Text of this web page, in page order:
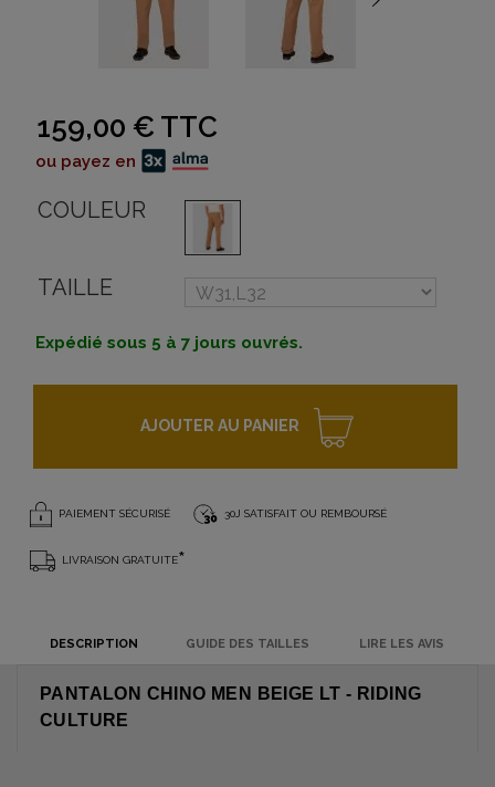
159,00 € TTC
ou payez en
COULEUR
TAILLE
Expédié sous 5 à 7 jours ouvrés.
AJOUTER AU PANIER
PAIEMENT SÉCURISÉ 30J SATISFAIT OU REMBOURSÉ
LIVRAISON GRATUITE*
DESCRIPTION GUIDE DES TAILLES LIRE LES AVIS
PANTALON CHINO MEN BEIGE LT - RIDING
CULTURE